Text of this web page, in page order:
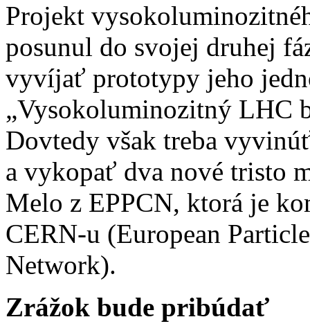
Projekt
posunul do svojej druhej
vyvíjať prototypy jeho
„Vysokoluminozitný LHC
Dovtedy však treba
a vykopať dva nové tristo
Melo z EPPCN, ktorá je
CERN-u (European
Network).
Zrážok bude pribúdať